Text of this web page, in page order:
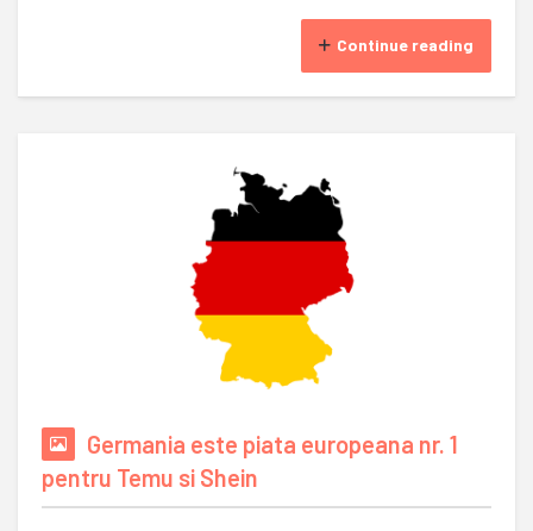
Continue reading
Germania este piata europeana nr. 1
pentru Temu si Shein